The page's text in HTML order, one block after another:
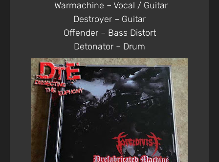
Warmachine – Vocal / Guitar
Destroyer – Guitar
Offender – Bass Distort
Detonator – Drum